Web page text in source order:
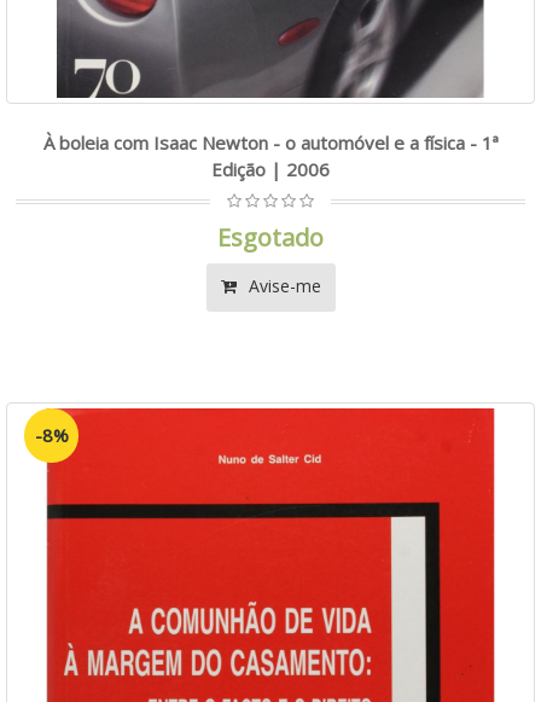
À boleia com Isaac Newton - o automóvel e a física - 1ª
Edição | 2006
Esgotado
Avise-me
-8%